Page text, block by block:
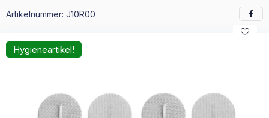
Artikelnummer: J10R00
Hygieneartikel!